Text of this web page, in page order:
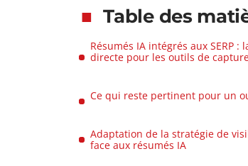
Table des
Résumés IA intégrés aux SERP :
directe pour les outils de
Ce qui reste pertinent pour un
Adaptation de la stratégie de
face aux résumés IA